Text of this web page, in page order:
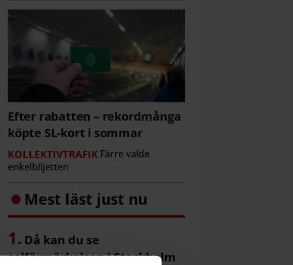
Efter rabatten – rekordmånga
köpte SL-kort i sommar
KOLLEKTIVTRAFIK Färre valde
enkelbiljetten
Mest läst just nu
Då kan du se
solförmörkelsen i Stockholm